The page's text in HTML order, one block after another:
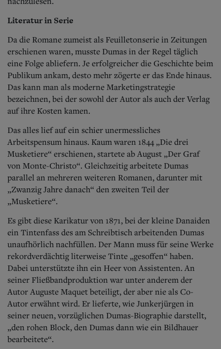
Literatur in Serie
Da die Romane zumeist als Feuilletonserie in Zeitungen
erschienen waren, musste Dumas in der Regel täglich
eine Folge abliefern. Je erfolgreicher die Geschichte beim
Publikum ankam, desto mehr zögerte er das Ende hinaus.
Das kann man als moderne Marketingstrategie
bezeichnen, bei der sowohl der Autor als auch der Verlag
auf ihre Kosten kamen.
Das alles lief auf ein schier unermessliches
Arbeitspensum hinaus. Kaum waren 1844 „Die drei
Musketiere“ erschienen, startete ab August „Der Graf
von Monte-Christo“. Gleichzeitig arbeitete Dumas
parallel an mehreren weiteren Romanen, darunter mit
„Zwanzig Jahre danach“ den zweiten Teil der
„Musketiere“.
Es gibt diese Karikatur von 1871, bei der kleine Danaiden
ein Tintenfass des am Schreibtisch arbeitenden Dumas
unaufhörlich nachfüllen. Der Mann muss für seine Werke
rekordverdächtig literweise Tinte „gesoffen“ haben.
Dabei unterstützte ihn ein Heer von Assistenten. An
seiner Fließbandproduktion war unter anderem der
Autor Auguste Maquet beteiligt, der aber nie als Co-
Autor erwähnt wird. Er lieferte, wie Junkerjürgen in
seiner neuen, vorzüglichen Dumas-Biographie darstellt,
„den rohen Block, den Dumas dann wie ein Bildhauer
bearbeitete“.